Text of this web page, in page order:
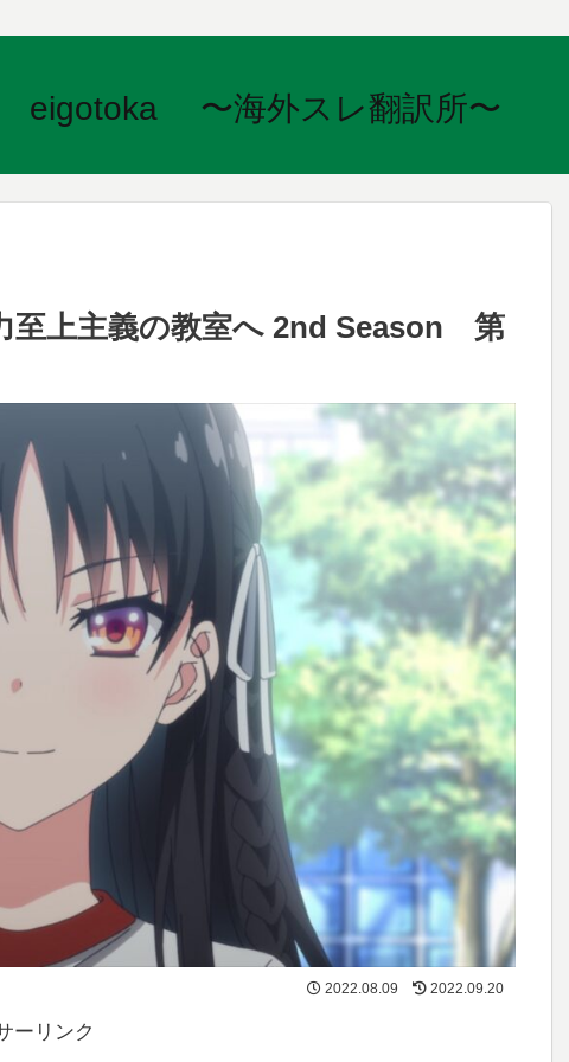
eigotoka 〜海外スレ翻訳所〜
至上主義の教室へ 2nd Season 第
2022.08.09 2022.09.20
ーリンク